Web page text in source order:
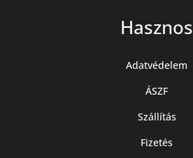
Hasznos
Adatvédelem
ÁSZF
Szállítás
Fizetés